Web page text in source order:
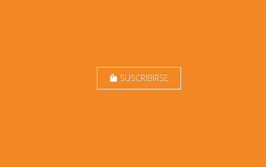
markunread_mailbox SUSCRIBIRSE